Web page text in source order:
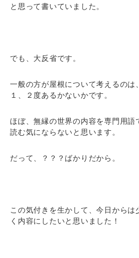
と思って書いていました。
でも、大反省です。
一般の方が屋根について考えるのは
１、２度あるかないかです。
ほぼ、無縁の世界の内容を専門用語
読む気にならないと思います。
だって、？？？ばかりだから。
この気付きを生かして、今日からは
く内容にしたいと思いました！